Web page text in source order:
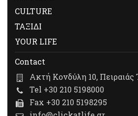
CULTURE
ΤΑΞΙΔΙ
YOUR LIFE
Contact
Ακτή Κονδύλη 10, Πειραιάς
Tel +30 210 5198000
Fax +30 210 5198295